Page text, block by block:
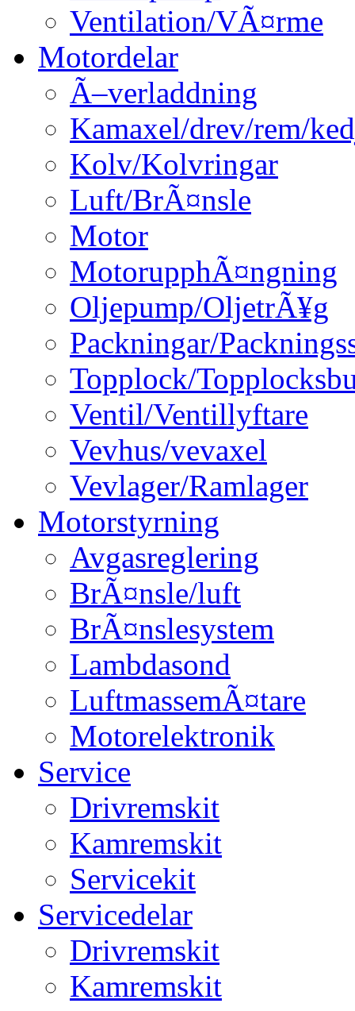
Ventilation/VÃ¤rme
Motordelar
Ã–verladdning
Kamaxel/drev/rem/
Kolv/Kolvringar
Luft/BrÃ¤nsle
Motor
MotorupphÃ¤ngning
Oljepump/OljetrÃ¥g
Packningar/
Topplock/
Ventil/Ventillyftare
Vevhus/vevaxel
Vevlager/Ramlager
Motorstyrning
Avgasreglering
BrÃ¤nsle/luft
BrÃ¤nslesystem
Lambdasond
LuftmassemÃ¤tare
Motorelektronik
Service
Drivremskit
Kamremskit
Servicekit
Servicedelar
Drivremskit
Kamremskit